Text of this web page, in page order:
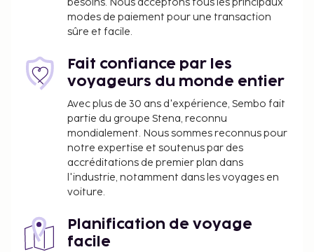
modes de paiement pour une transaction
sûre et facile.
Fait confiance par les
voyageurs du monde entier
Avec plus de 30 ans d'expérience, Sembo fait
partie du groupe Stena, reconnu
mondialement. Nous sommes reconnus pour
notre expertise et soutenus par des
accréditations de premier plan dans
l'industrie, notamment dans les voyages en
voiture.
Planification de voyage
facile